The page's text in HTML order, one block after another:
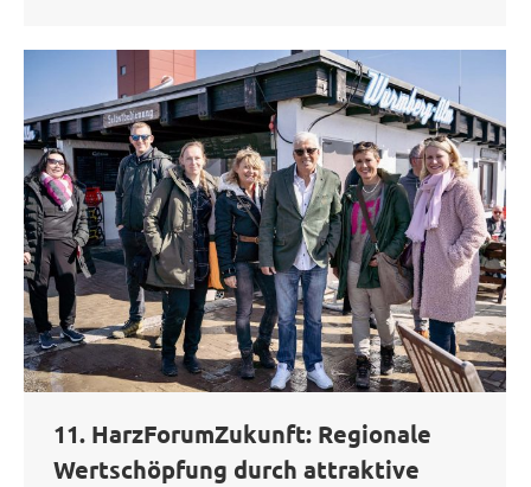
11. HarzForumZukunft: Regionale
Wertschöpfung durch attraktive